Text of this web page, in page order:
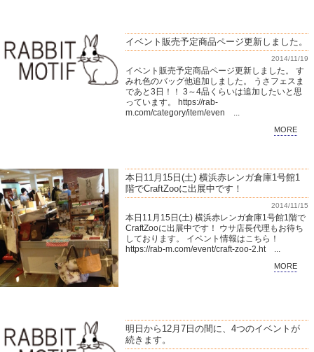
イベント販売予定商品ページ更新しました。
2014/11/19
イベント販売予定商品ページ更新しました。 す
みれ色のバッグ他追加しました。 うさフェスま
であと3日！！ 3～4品くらいは追加したいと思
っています。 https://rab-
m.com/category/item/even ...
MORE
本日11月15日(土) 横浜赤レンガ倉庫1号館1
階でCraftZooに出展中です！
2014/11/15
本日11月15日(土) 横浜赤レンガ倉庫1号館1階で
CraftZooに出展中です！ ウサ店長代理もお待ち
しております。 イベント情報はこちら！
https://rab-m.com/event/craft-zoo-2.ht ...
MORE
明日から12月7日の間に、4つのイベントが
続きます。